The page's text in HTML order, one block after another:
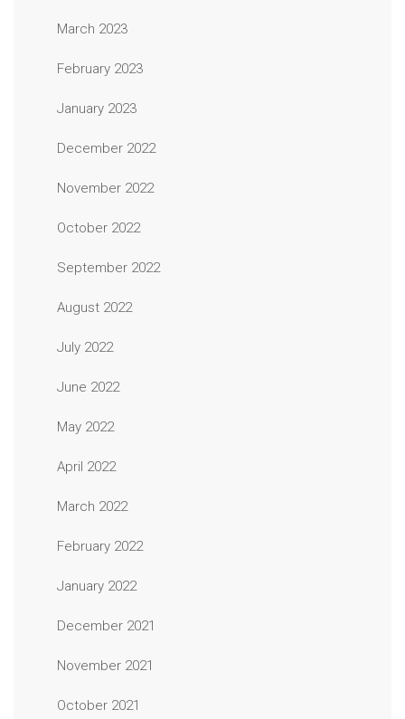
March 2023
February 2023
January 2023
December 2022
November 2022
October 2022
September 2022
August 2022
July 2022
June 2022
May 2022
April 2022
March 2022
February 2022
January 2022
December 2021
November 2021
October 2021